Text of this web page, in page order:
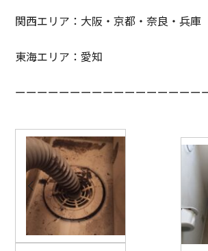
関西エリア：大阪・京都・奈良・兵庫
東海エリア：愛知
ーーーーーーーーーーーーーーーーー